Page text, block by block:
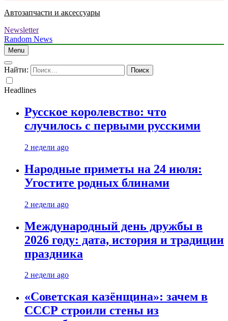
Автозапчасти и аксессуары
Newsletter
Random News
Menu
Найти:
Headlines
Русское королевство: что
случилось с первыми русскими
2 недели ago
Народные приметы на 24 июля:
Угостите родных блинами
2 недели ago
Международный день дружбы в
2026 году: дата, история и традиции
праздника
2 недели ago
«Советская казёнщина»: зачем в
СССР строили стены из